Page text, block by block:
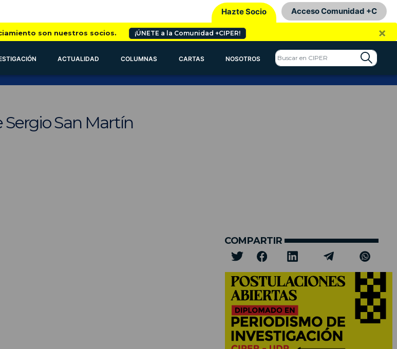
Hazte Socio Acceso Comunidad +C
son nuestros socios. ¡ÚNETE a la Comunidad +CIPER! ×
ACTUALIDAD COLUMNAS CARTAS NOSOTROS
San Martín
COMPARTIR